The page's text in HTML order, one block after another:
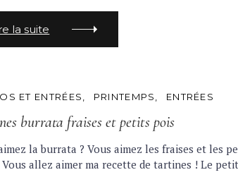
la suite
ET ENTRÉES PRINTEMPS ENTRÉES
burrata fraises et petits pois
la burrata ? Vous aimez les fraises et les
Vous allez aimer ma recette de tartines ! Le petit